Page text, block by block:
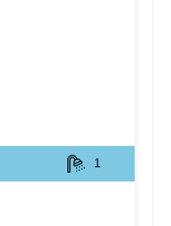
1